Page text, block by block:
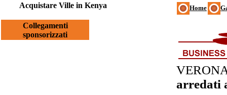
Acquistare Ville in Kenya
Collegamenti
sponsorizzati
Home
arredati